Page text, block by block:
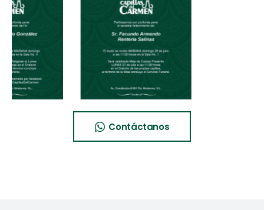
Contáctanos